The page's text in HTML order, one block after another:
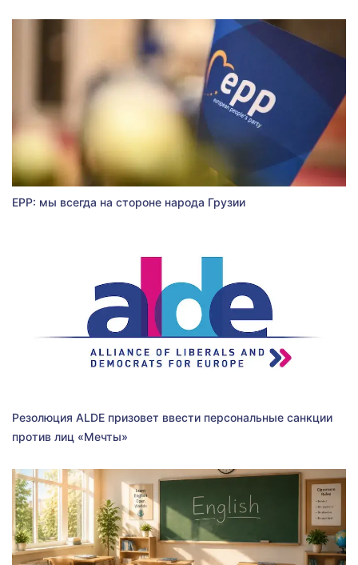
EPP: мы всегда на стороне народа Грузии
Резолюция ALDE призовет ввести персональные санкции
против лиц «Мечты»